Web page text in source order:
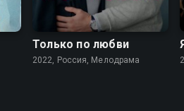
Только по любви
2022, Россия, Мелодрама